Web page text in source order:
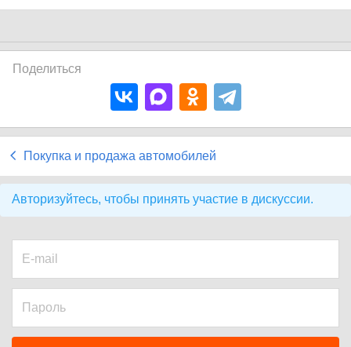
Поделиться
Покупка и продажа автомобилей
Авторизуйтесь, чтобы принять участие в дискуссии.